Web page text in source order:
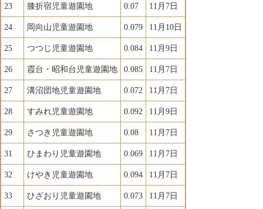
23 膝折宿児童遊園地 0.07 11月7日
24 岡向山児童遊園地 0.079 11月10日
25 つつじ児童遊園地 0.084 11月9日
26 霞台・昭和台児童遊園地 0.085 11月7日
27 溝沼団地児童遊園地 0.072 11月7日
28 すみれ児童遊園地 0.092 11月9日
29 さつき児童遊園地 0.08 11月7日
31 ひまわり児童遊園地 0.069 11月7日
32 けやき児童遊園地 0.094 11月7日
33 ひざおり児童遊園地 0.073 11月7日